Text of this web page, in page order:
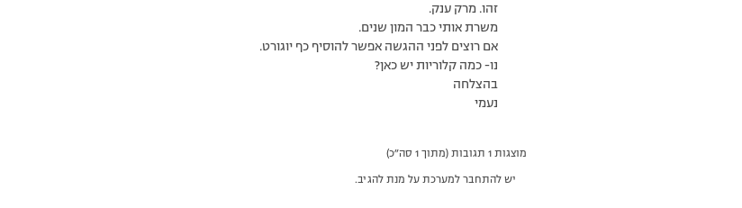
זהו. מרק ענק.
משרת אותי כבר המון שנים.
אם רוצים לפני ההגשה אפשר להוסיף כף יוגורט.
נו- כמה קלוריות יש כאן?
בהצלחה
נעמי
מוצגות 1 תגובות (מתוך 1 סה״כ)
יש להתחבר למערכת על מנת להגיב.